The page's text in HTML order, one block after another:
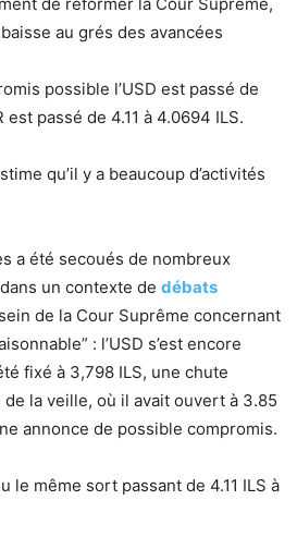
au grés des avancées
possible l’USD est passé de
est passé de 4.11 à 4.0694 ILS.
qu’il y a beaucoup d’activités
a été secoués de nombreux
un contexte de débats
de la Cour Suprême concernant
: l’USD s’est encore
fixé à 3,798 ILS, une chute
la veille, où il avait ouvert à 3.85
annonce de possible compromis.
le même sort passant de 4.11 ILS à